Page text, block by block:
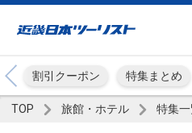
割引クーポン 特集まとめ
TOP 旅館・ホテル 特集